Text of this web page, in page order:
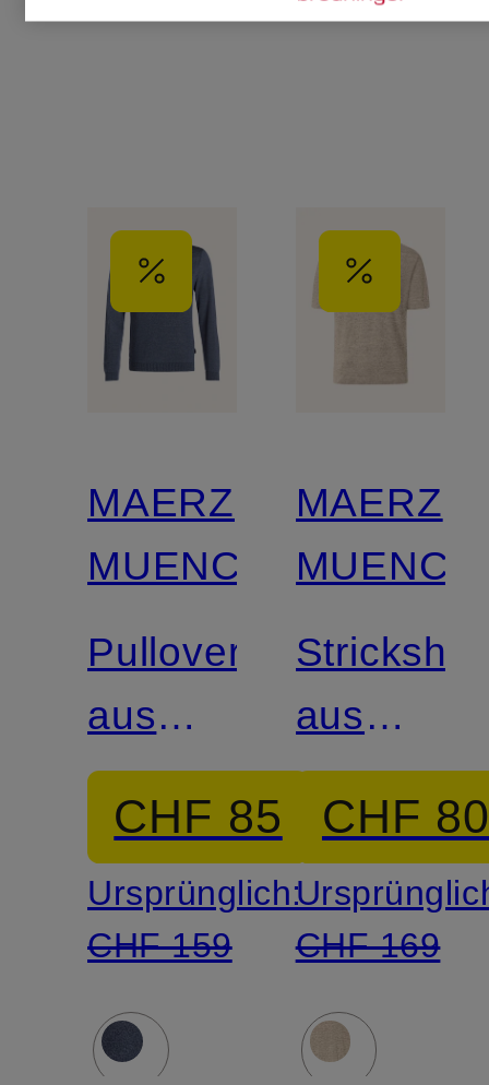
MAERZ
MUENCHEN
Pullover
aus
Merinowolle
CHF 85
Ursprünglich:
CHF 159
MAERZ
Strickshirt
aus
Leinen
CHF
CHF 169